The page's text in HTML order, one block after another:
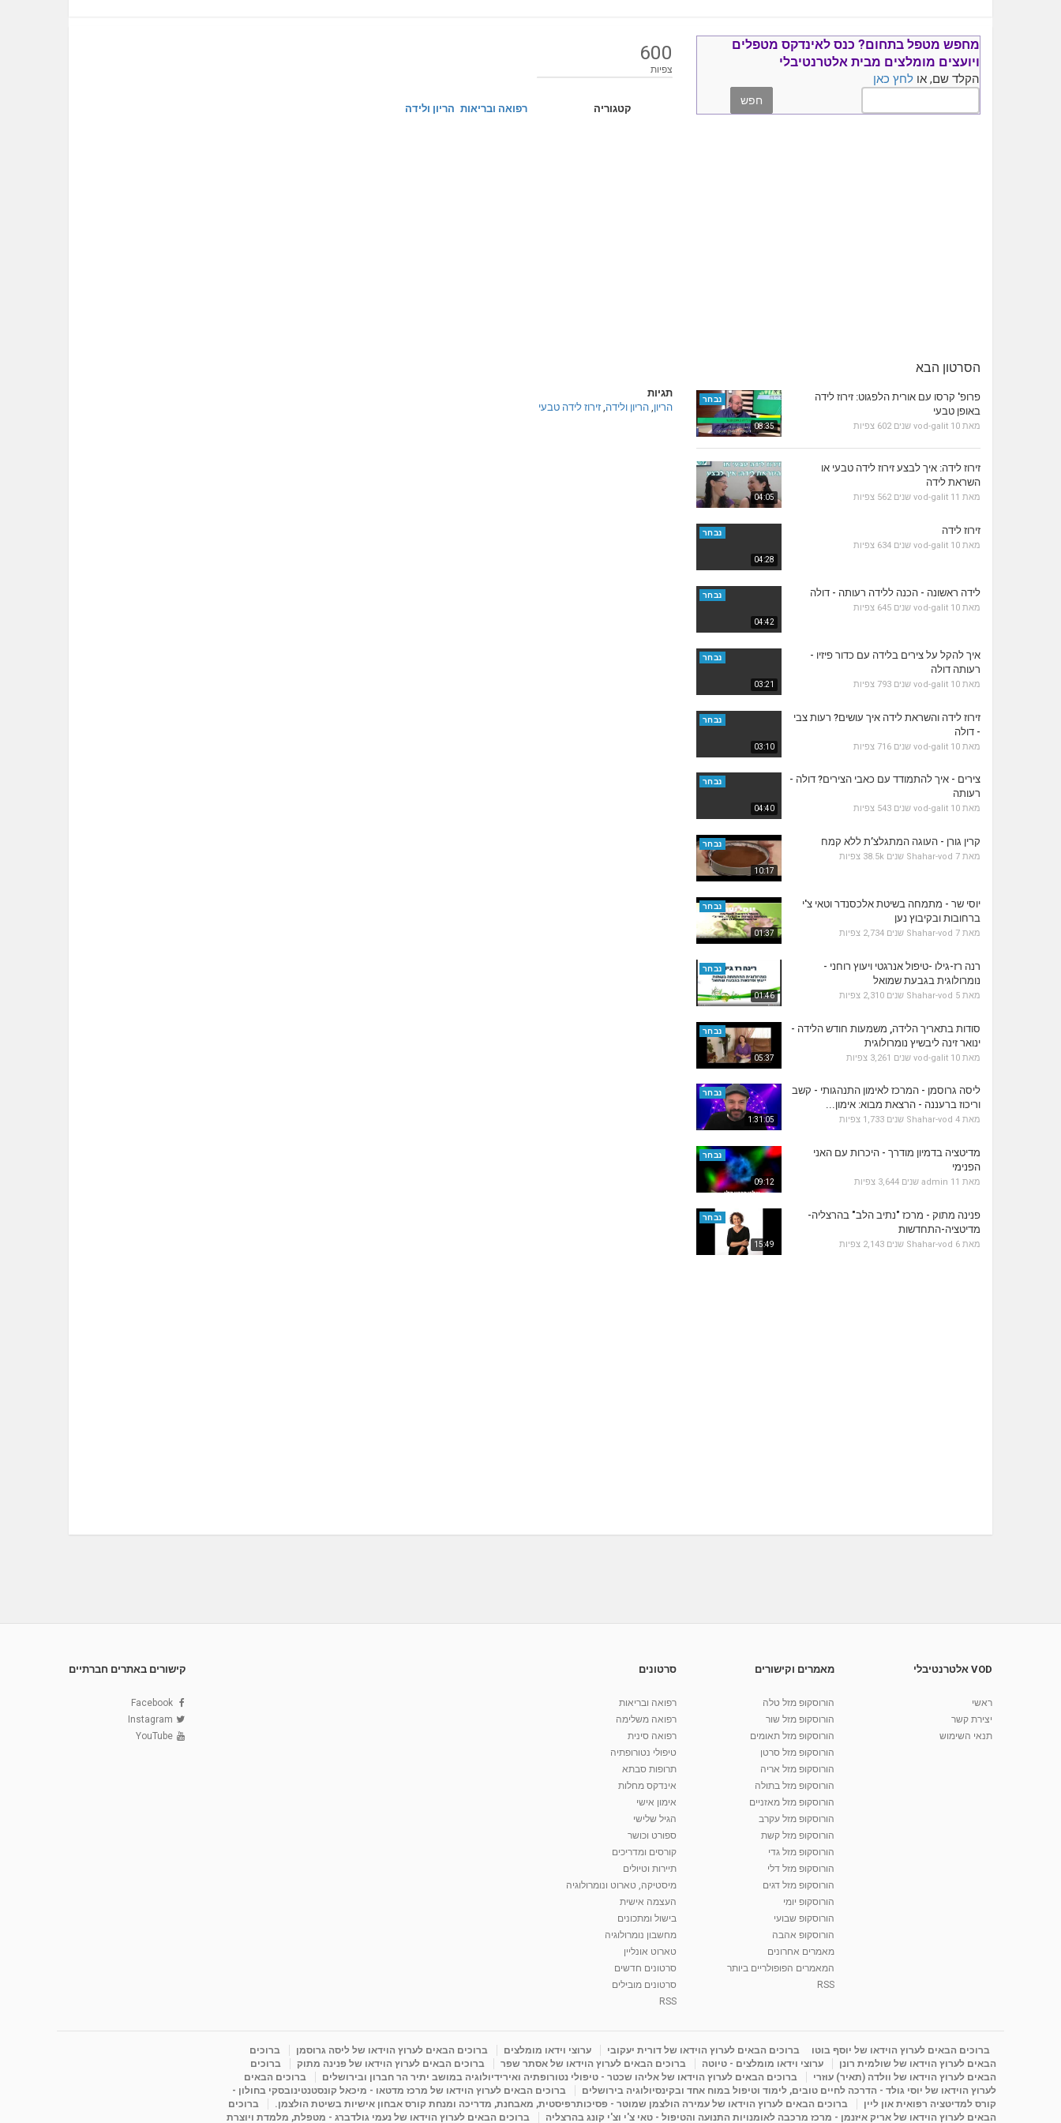
600
צפיות
קטגוריה רפואה ובריאות הריון ולידה
תגיות
הריון, הריון ולידה, זירוז לידה טבעי
מחפש מטפל בתחום? כנס לאינדקס מטפלים
ויועצים מומלצים מבית אלטרנטיבלי
הקלד שם, או לחץ כאן
הסרטון הבא
08:35
נבחר
פרופ' קרסו עם אורית הלפגוט: זירוז לידה
באופן טבעי
מאת vod-galit 10 שנים 602 צפיות
04:05
זירוז לידה: איך לבצע זירוז לידה טבעי או
השראת לידה
מאת vod-galit 11 שנים 562 צפיות
04:28
נבחר זירוז לידה
מאת vod-galit 10 שנים 634 צפיות
04:42
נבחר לידה ראשונה - הכנה ללידה רעותה - דולה
מאת vod-galit 10 שנים 645 צפיות
03:21
נבחר
איך להקל על צירים בלידה עם כדור פיזיו -
רעותה דולה
מאת vod-galit 10 שנים 793 צפיות
03:10
נבחר
זירוז לידה והשראת לידה איך עושים? רעות צבי
- דולה
מאת vod-galit 10 שנים 716 צפיות
04:40
נבחר
צירים - איך להתמודד עם כאבי הצירים? דולה -
רעותה
מאת vod-galit 10 שנים 543 צפיות
10:17
נבחר קרין גורן - העוגה המתגלצ’ת ללא קמח
מאת Shahar-vod 7 שנים 38.5k צפיות
01:37
נבחר
יוסי שר - מתמחה בשיטת אלכסנדר וטאי צ'י
ברחובות ובקיבוץ נען
מאת Shahar-vod 7 שנים 2,734 צפיות
01:46
נבחר
רנה רז-גילו -טיפול אנרגטי ויעוץ רוחני -
נומרולוגית בגבעת שמואל
מאת Shahar-vod 5 שנים 2,310 צפיות
05:37
נבחר
סודות בתאריך הלידה, משמעות חודש הלידה -
ינואר זינה ליבשיץ נומרולוגית
מאת vod-galit 10 שנים 3,261 צפיות
1:31:05
נבחר
ליסה גרוסמן - המרכז לאימון התנהגותי - קשב
וריכוז ברעננה - הרצאת מבוא: אימון...
מאת Shahar-vod 4 שנים 1,733 צפיות
09:12
נבחר
מדיטציה בדמיון מודרך - היכרות עם האני
הפנימי
מאת admin 11 שנים 3,644 צפיות
15:49
נבחר
פנינה מתוק - מרכז "נתיב הלב" בהרצליה-
מדיטציה-התחדשות
מאת Shahar-vod 6 שנים 2,143 צפיות
VOD אלטרנטיבלי
ראשי
יצירת קשר
תנאי השימוש
מאמרים וקישורים
הורוסקופ מזל טלה
הורוסקופ מזל שור
הורוסקופ מזל תאומים
הורוסקופ מזל סרטן
הורוסקופ מזל אריה
הורוסקופ מזל בתולה
הורוסקופ מזל מאזניים
הורוסקופ מזל עקרב
הורוסקופ מזל קשת
הורוסקופ מזל גדי
הורוסקופ מזל דלי
הורוסקופ מזל דגים
הורוסקופ יומי
הורוסקופ שבועי
הורוסקופ אהבה
מאמרים אחרונים
המאמרים הפופולריים ביותר
RSS
סרטונים
רפואה ובריאות
רפואה משלימה
רפואה סינית
טיפולי נטורופתיה
תרופות סבתא
אינדקס מחלות
אימון אישי
הגיל שלישי
ספורט וכושר
קורסים ומדריכים
תיירות וטיולים
מיסטיקה, טארוט ונומרולוגיה
העצמה אישית
בישול ומתכונים
מחשבון נומרולוגיה
טארוט אונליין
סרטונים חדשים
סרטונים מובילים
RSS
קישורים באתרים חברתיים
Facebook
Instagram
YouTube
ברוכים הבאים לערוץ הוידאו של יוסף בוטו ברוכים הבאים לערוץ הוידאו של דורית יעקובי ערוצי וידאו מומלצים ברוכים הבאים לערוץ הוידאו של ליסה גרוסמן
ברוכים
הבאים לערוץ הוידאו של שולמית רונן
ערוצי וידאו מומלצים - טיוטה ברוכים הבאים לערוץ הוידאו של אסתר שפר ברוכים הבאים לערוץ הוידאו של פנינה מתוק
ברוכים
הבאים לערוץ הוידאו של וולדה (תאיר) עוזרי
ברוכים הבאים לערוץ הוידאו של אליהו שכטר - טיפולי נטורופתיה ואירידיולוגיה במושב יתיר הר חברון ובירושלים
ברוכים הבאים
לערוץ הוידאו של יוסי גולד - הדרכה לחיים טובים, לימוד וטיפול במוח אחד ובקינסיולוגיה בירושלים
ברוכים הבאים לערוץ הוידאו של מרכז מדטאו - מיכאל קונסטנטינובסקי בחולון -
קורס למדיטציה רפואית און ליין
ברוכים הבאים לערוץ הוידאו של עמירה הולצמן שמוטר - פסיכותרפיסטית, מאבחנת, מדריכה ומנחת קורס אבחון אישיות בשיטת הולצמן.
ברוכים
הבאים לערוץ הוידאו של אריק איזנמן - מרכז מרכבה לאומנויות התנועה והטיפול - טאי צ'י וצ'י קונג בהרצליה
ברוכים הבאים לערוץ הוידאו של נעמי גולדברג - מטפלת, מלמדת ויוצרת